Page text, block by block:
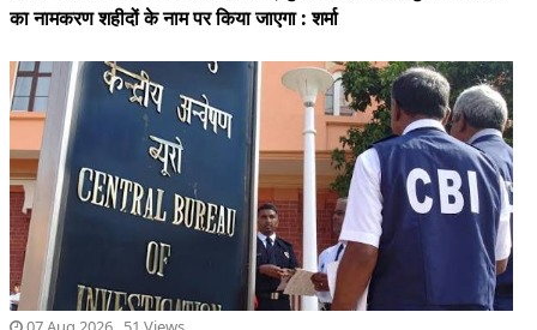
07 Aug 2026 51 Views
सीबीआई की चार्जशीट मेें बड़ा खुलासा,एनटीए के 3 एक्सपर्ट पर पेपर लीक
करने का आरोप